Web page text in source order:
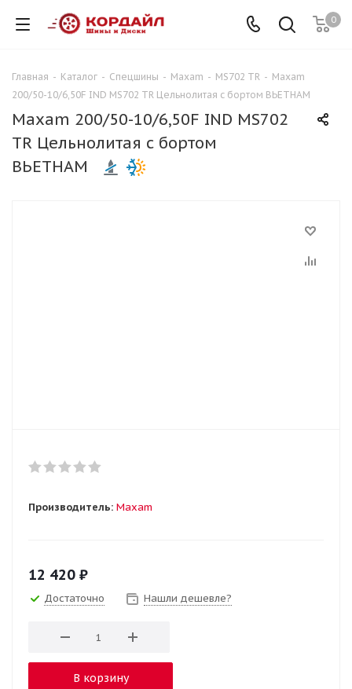
0
Главная - Каталог - Спецшины - Maxam - MS702 TR - Maxam
200/50-10/6,50F IND MS702 TR Цельнолитая с бортом ВЬЕТНАМ
Maxam 200/50-10/6,50F IND MS702
TR Цельнолитая с бортом
ВЬЕТНАМ
Производитель: Maxam
12 420 ₽
Достаточно Нашли дешевле?
В корзину